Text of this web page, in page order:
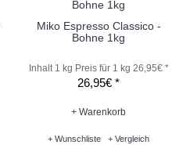
Miko Espresso Classico -
Bohne 1kg
Inhalt 1 kg Preis für 1 kg 26,95€ *
26,95€ *
+ Warenkorb
+ Wunschliste + Vergleich